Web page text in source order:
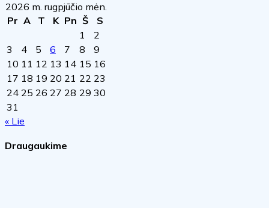
2026 m. rugpjūčio mėn.
Pr A T K Pn Š
S
1
2
3
4 5 6 7 8
9
10 11 12 13 14 15 16
17 18 19 20 21 22 23
24 25 26 27 28 29 30
31
« Lie
Draugaukime